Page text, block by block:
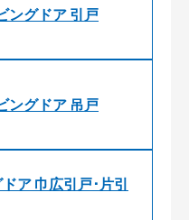
ングドア 引戸
ングドア 吊戸
ア 巾広引戸･片引